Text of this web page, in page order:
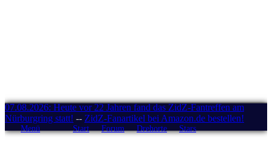
07.08.2026: Heute vor 22 Jahren fand das ZidZ-Fantreffen am
Nürburgring statt! -- ZidZ-Fanartikel bei Amazon.de bestellen!
Menü Start Forum Drehorte Stars